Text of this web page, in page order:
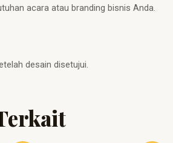
acara atau branding bisnis Anda.
desain disetujui.